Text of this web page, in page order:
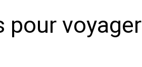
pour voyager